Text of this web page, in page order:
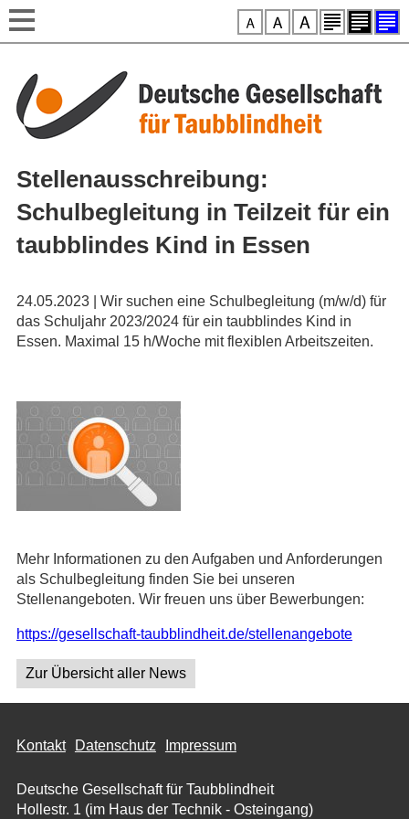
Direkt zum Inhalt
Style-Switcher
Stellenausschreibung:
Schulbegleitung in Teilzeit für ein
taubblindes Kind in Essen
24.05.2023 | Wir suchen eine Schulbegleitung (m/w/d) für
das Schuljahr 2023/2024 für ein taubblindes Kind in
Essen. Maximal 15 h/Woche mit flexiblen Arbeitszeiten.
Mehr Informationen zu den Aufgaben und Anforderungen
als Schulbegleitung finden Sie bei unseren
Stellenangeboten. Wir freuen uns über Bewerbungen:
https://gesellschaft-taubblindheit.de/stellenangebote
Zur Übersicht aller News
Kontakt Datenschutz Impressum
Deutsche Gesellschaft für Taubblindheit
Hollestr. 1 (im Haus der Technik - Osteingang)